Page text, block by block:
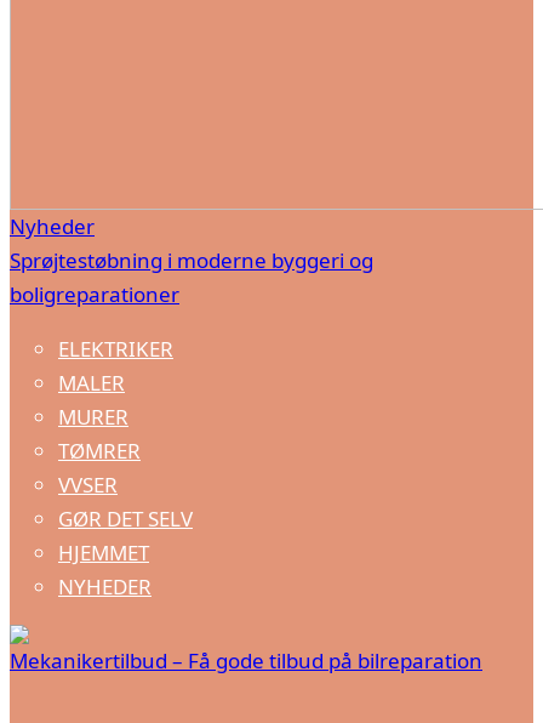
Nyheder
Sprøjtestøbning i moderne byggeri og
boligreparationer
ELEKTRIKER
MALER
MURER
TØMRER
VVSER
GØR DET SELV
HJEMMET
NYHEDER
Mekanikertilbud – Få gode tilbud på bilreparation